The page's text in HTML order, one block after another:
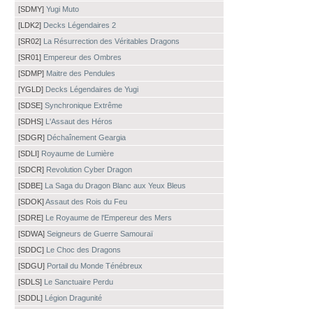
[SDMY] Yugi Muto
[LDK2] Decks Légendaires 2
[SR02] La Résurrection des Véritables Dragons
[SR01] Empereur des Ombres
[SDMP] Maitre des Pendules
[YGLD] Decks Légendaires de Yugi
[SDSE] Synchronique Extrême
[SDHS] L'Assaut des Héros
[SDGR] Déchaînement Geargia
[SDLI] Royaume de Lumière
[SDCR] Revolution Cyber Dragon
[SDBE] La Saga du Dragon Blanc aux Yeux Bleus
[SDOK]Assaut des Rois du Feu
[SDRE] Le Royaume de l'Empereur des Mers
[SDWA] Seigneurs de Guerre Samouraï
[SDDC] Le Choc des Dragons
[SDGU] Portail du Monde Ténébreux
[SDLS] Le Sanctuaire Perdu
[SDDL] Légion Dragunité